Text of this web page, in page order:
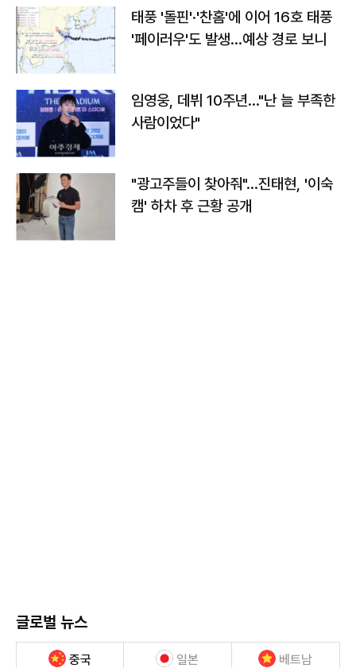
태풍 '돌핀'·'찬홈'에 이어 16호 태풍
'페이러우'도 발생…예상 경로 보니
임영웅, 데뷔 10주년…"난 늘 부족한
사람이었다"
"광고주들이 찾아줘"…진태현, '이숙
캠' 하차 후 근황 공개
글로벌 뉴스
중국 일본 베트남